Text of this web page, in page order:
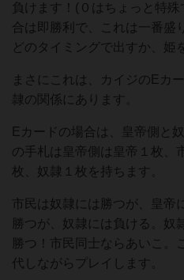
負けます！(０はちょっと特
合は即勝利で、これは一番盛
どのタイミングで出すか、姫
まさにこれは、カイジのEカ
隷の関係にあります。
Eカードの場合は、皇帝側と
の手札は皇帝側は皇帝１枚、
枚、奴隷１枚を持ちます。
市民は奴隷には勝つが、皇帝
勝つが、奴隷には負ける。奴
勝つ！市民同士ならあいこ。
代しながらプレイします。